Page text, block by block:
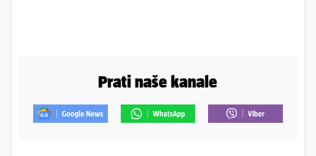
Prati naše kanale